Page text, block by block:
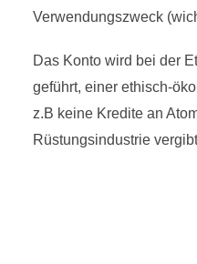
Verwendungszweck
Das Konto wird bei der
geführt, einer ethisch-
z.B keine Kredite an
Rüstungsindustrie vergibt